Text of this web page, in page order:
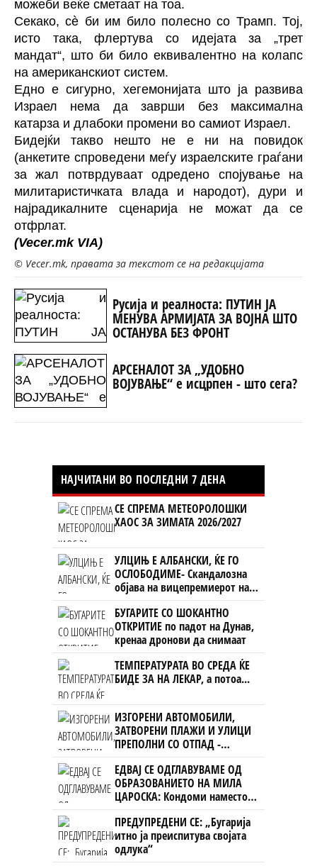
можеби веќе сметаат на тоа.
Секако, сè би им било полесно со Трамп. Тој,
исто така, флертува со идејата за „трет
мандат“, што би било еквивалентно на колапс
на американскиот систем.
Едно е сигурно, хегемонијата што ја развива
Израел нема да заврши без максимална
катарза и длабоки промени во самиот Израел.
Бидејќи такво нешто не е ни на повидок
(анкетите спроведени меѓу израелските граѓани
за жал потврдуваат одредено спојување на
милитаристичката влада и народот), дури и
најрадикалните сценарија не можат да се
отфрлат.
(Vecer.mk VIA)
© Vecer.mk, правата за текстот се на редакцијата
Русија и реалноста: ПУТИН ЈА
МЕНУВА АРМИЈАТА ЗА ВОЈНА ШТО
ОСТАНУВА БЕЗ ФРОНТ
АРСЕНАЛОТ ЗА „УДОБНО
ВОЈУВАЊЕ“ е исцрпен - што сега?
НАЈЧИТАНИ ВО ПОСЛЕДНИ 7 ДЕНА
СЕ СПРЕМА МЕТЕОРОЛОШКИ
ХАОС ЗА ЗИМАТА 2026/2027
УЛЦИЊ Е АЛБАНСКИ, ЌЕ ГО
ОСЛОБОДИМЕ- Скандалозна
објава на вицепремиерот на
Црна Гора
БУГАРИТЕ СО ШОКАНТНО
ОТКРИТИЕ по падот на Дунав,
кренаа дронови да снимаат
ТЕМПЕРАТУРАТА ВО СРЕДА ЌЕ
БИДЕ ЗА НА ЛЕКАР, а потоа...
ИЗГОРЕНИ АВТОМОБИЛИ,
ЗАТВОРЕНИ ПЛАЖИ И УЛИЦИ
ПРЕПОЛНИ СО ОТПАД -
Фнидек во хаос по
мигрантскиот бран кон Сеута
ЕДВАЈ СЕ ОДГЛАВУВАМЕ ОД
ОБРАЗОВАНИЕТО НА МИЛА
ЦАРОСКА: Кондоми наместо
книги
ПРЕДУПРЕДЕНИ СЕ: „Бугарија
итно ја преиспитува својата
одлука“